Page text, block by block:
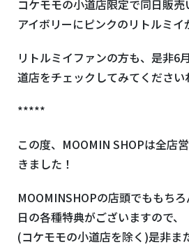
コケモモの小道店限定で同日販
アイボリーにピンクのリトルミ
リトルミイファンの方も、是非6
道店をチェックしてみてください
*****
この度、MOOMIN SHOPは全店
きました！
MOOMINSHOPの店頭でももち
日の各種特典がございますので、
(コケモモの小道店を除く)是非ま